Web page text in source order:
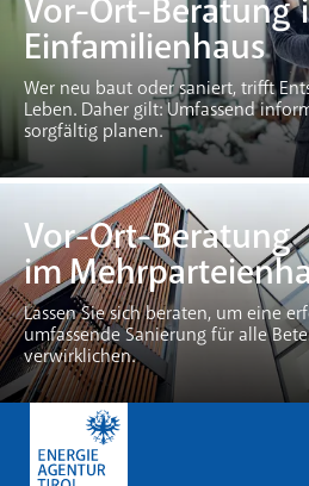
Vor-Ort-Beratung
Einfamilienhaus
Wer neu baut oder saniert, trifft
Leben. Daher gilt: Umfassend
sorgfältig planen.
Vor-Ort-Beratung
im
Lassen Sie sich beraten, um eine
umfassende Sanierung für alle
verwirklichen.